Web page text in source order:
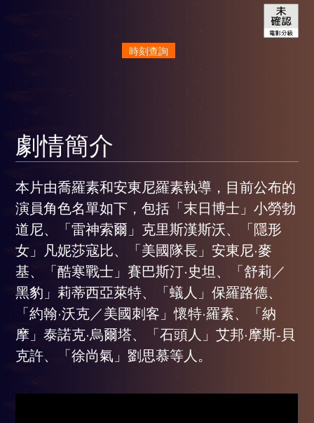
時刻查詢
劇情簡介
本片由喬羅素和安東尼羅素執導，目前公布的
演員角色名單如下，包括「末日博士」小勞勃
道尼、「雷神索爾」克里斯漢斯沃、「隱形
女」凡妮莎寇比、「美國隊長」安東尼·麥
基、「酷寒戰士」賽巴斯汀·史坦、「舒莉／
黑豹」莉蒂西亞萊特、「蟻人」保羅路德、
「約翰·沃克／美國刺客」懷特·羅素、「納
摩」泰諾克·烏爾塔、「石頭人」艾邦·摩斯-貝
克許、「徐尚氣」劉思慕等人。